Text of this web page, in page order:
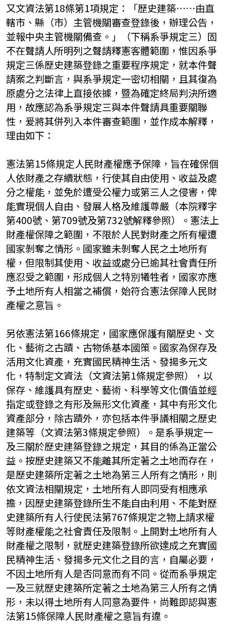
又文資法第18條第1項規定：「歷史建築⋯⋯由直
轄市、縣（市）主管機關審查登錄後，辦理公告，
並報中央主管機關備查。」（下稱系爭規定三）固
不在聲請人所明列之聲請釋憲客體範圍，惟因系爭
規定三係歷史建築登錄之重要程序規定，就本件聲
請案之判斷言，與系爭規定一密切相關，且其復為
原處分之法律上直接依據，暨為確定終局判決所適
用，故應認為系爭規定三與本件聲請具重要關聯
性，爰將其併列入本件審查範圍，並作成本解釋，
理由如下：
憲法第15條規定人民財產權應予保障，旨在確保個
人依財產之存續狀態，行使其自由使用、收益及處
分之權能，並免於遭受公權力或第三人之侵害，俾
能實現個人自由、發展人格及維護尊嚴（本院釋字
第400號、第709號及第732號解釋參照）。憲法上
財產權保障之範圍，不限於人民對財產之所有權遭
國家剝奪之情形。國家雖未剝奪人民之土地所有
權，但限制其使用、收益或處分已逾其社會責任所
應忍受之範圍，形成個人之特別犧牲者，國家亦應
予土地所有人相當之補償，始符合憲法保障人民財
產權之意旨。
另依憲法第166條規定，國家應保護有關歷史、文
化、藝術之古蹟、古物係基本國策。國家為保存及
活用文化資產，充實國民精神生活、發揚多元文
化，特制定文資法（文資法第1條規定參照），以
保存、維護具有歷史、藝術、科學等文化價值並經
指定或登錄之有形及無形文化資產，其中有形文化
資產部分，除古蹟外，亦包括本件爭議相關之歷史
建築等（文資法第3條規定參照）。是系爭規定一
及三關於歷史建築登錄之規定，其目的係為正當公
益。按歷史建築又不能離其所定著之土地而存在，
是歷史建築所定著之土地為第三人所有之情形，則
依文資法相關規定，土地所有人即同受有相應承
擔，因歷史建築登錄所生不能自由利用、不能對歷
史建築所有人行使民法第767條規定之物上請求權
等財產權能之社會責任及限制。上開對土地所有人
財產權之限制，就歷史建築登錄所欲達成之充實國
民精神生活、發揚多元文化之目的言，自屬必要，
不因土地所有人是否同意而有不同。從而系爭規定
一及三就歷史建築所定著之土地為第三人所有之情
形，未以得土地所有人同意為要件，尚難即認與憲
法第15條保障人民財產權之意旨有違。